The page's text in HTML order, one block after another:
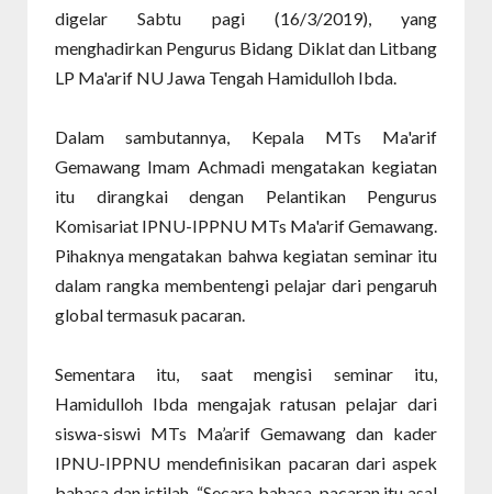
digelar Sabtu pagi (16/3/2019), yang
menghadirkan Pengurus Bidang Diklat dan Litbang
LP Ma'arif NU Jawa Tengah Hamidulloh Ibda.
Dalam sambutannya, Kepala MTs Ma'arif
Gemawang Imam Achmadi mengatakan kegiatan
itu dirangkai dengan Pelantikan Pengurus
Komisariat IPNU-IPPNU MTs Ma'arif Gemawang.
Pihaknya mengatakan bahwa kegiatan seminar itu
dalam rangka membentengi pelajar dari pengaruh
global termasuk pacaran.
Sementara itu, saat mengisi seminar itu,
Hamidulloh Ibda mengajak ratusan pelajar dari
siswa-siswi MTs Ma’arif Gemawang dan kader
IPNU-IPPNU mendefinisikan pacaran dari aspek